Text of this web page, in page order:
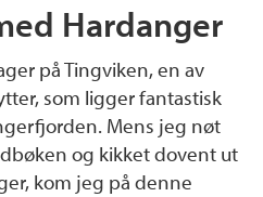
Hardanger
på Tingviken, en av
som ligger fantastisk
Mens jeg nøt
og kikket dovent ut
kom jeg på denne